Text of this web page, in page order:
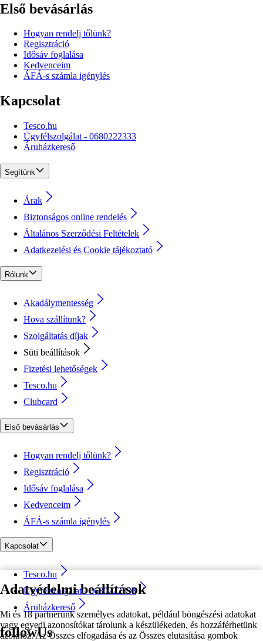
Adatvédelmi beállítások
Mi és 18 partnerünk személyes adatokat, például böngészési adatokat
vagy egyedi azonosítókat tárolunk a készülékeden, és hozzáférhetünk
azokhoz. Az Összes elfogadása és az Összes elutasítása gombok
Első bevásárlás
Hogyan rendelj tőlünk?
Regisztráció
Idősáv foglalása
Kedvenceim
ÁFÁ-s számla igénylés
Kapcsolat
Tesco.hu
Ügyfélszolgálat - 0680222333
Áruházkereső
Segítünk
Árak
Biztonságos online rendelés
Általános Szerződési Feltételek
Adatkezelési és Cookie tájékoztató
Rólunk
Akadálymentesség
Hova szállítunk?
Szolgáltatás díjak
Süti beállítások
Fizetési lehetőségek
Tesco.hu
Clubcard
Első bevásárlás
Hogyan rendelj tőlünk?
Regisztráció
Idősáv foglalása
Kedvenceim
ÁFÁ-s számla igénylés
Kapcsolat
Tesco.hu
Ügyfélszolgálat - 0680222333
Áruházkereső
followUs